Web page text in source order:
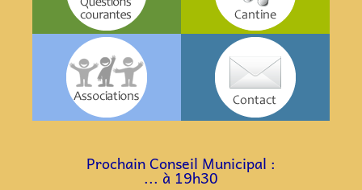
a a
Prochain Conseil Municipal :
... à 19h30